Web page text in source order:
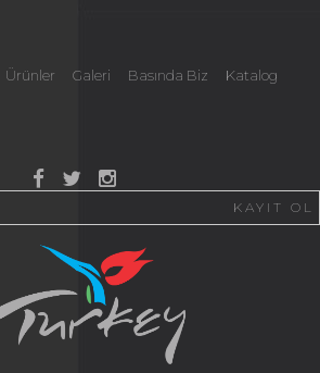
Ürünler Galeri Basında Biz Katalog
KAYIT OL